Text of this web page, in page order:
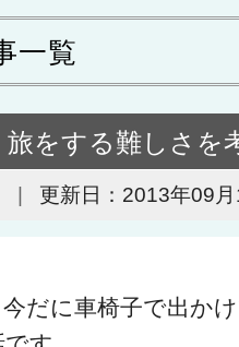
一覧
旅をする難しさを
更新日： 2013年09
だに車椅子で出か